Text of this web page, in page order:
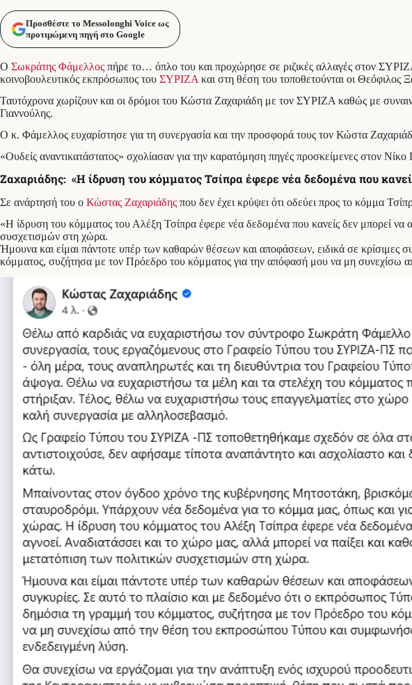
Προσθέστε το Messolonghi Voice ως
προτιμώμενη πηγή στο Google
Ο Σωκράτης Φάμελλος πήρε το… όπλο του και προχώρησε σε ριζικές αλλαγές στον
κοινοβουλευτικός εκπρόσωπος του ΣΥΡΙΖΑ και στη θέση του τοποθετούνται οι
Ταυτόχρονα χωρίζουν και οι δρόμοι του Κώστα Ζαχαριάδη με τον ΣΥΡΙΖΑ καθώς με
Γιαννούλης.
Ο κ. Φάμελλος ευχαρίστησε για τη συνεργασία και την προσφορά τους τον Κώστα
«Ουδείς αναντικατάστατος» σχολίασαν για την καρατόμηση πηγές προσκείμενες στον
Ζαχαριάδης: «Η ίδρυση του κόμματος Τσίπρα έφερε νέα δεδομένα που
Σε ανάρτησή του ο Κώστας Ζαχαριάδης που δεν έχει κρύψει ότι οδεύει προς το κόμμα
«Η ίδρυση του κόμματος του Αλέξη Τσίπρα έφερε νέα δεδομένα που κανείς δεν μπορεί να
συσχετισμών στη χώρα.
Ήμουνα και είμαι πάντοτε υπέρ των καθαρών θέσεων και αποφάσεων, ειδικά σε κρίσιμες
κόμματος, συζήτησα με τον Πρόεδρο του κόμματος για την απόφασή μου να μη συνεχίσω